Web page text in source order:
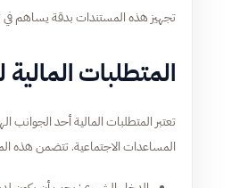
تجهيز هذه المستندات بدقة يساهم
المتطلبات المالية
تعتبر المتطلبات المالية أحد
المساعدات الاجتماعية. تتضمن هذه